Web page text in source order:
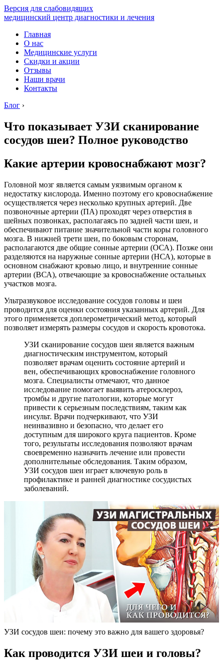
Версия для слабовидящих
медицинский центр диагностики и лечения
Главная
О нас
Медицинские услуги
Скидки и акции
Отзывы
Наши врачи
Контакты
Блог ›
Что показывает УЗИ сканирование
сосудов шеи? Полное руководство
Какие артерии кровоснабжают мозг?
Головной мозг является самым уязвимым органом к
недостатку кислорода. Именно поэтому его кровоснабжение
осуществляется через несколько крупных артерий. Две
позвоночные артерии (ПА) проходят через отверстия в
шейных позвонках, располагаясь по задней части шеи, и
обеспечивают питание значительной части коры головного
мозга. В нижней трети шеи, по боковым сторонам,
располагаются две общие сонные артерии (ОСА). Позже они
разделяются на наружные сонные артерии (НСА), которые в
основном снабжают кровью лицо, и внутренние сонные
артерии (ВСА), отвечающие за кровоснабжение остальных
участков мозга.
Ультразвуковое исследование сосудов головы и шеи
проводится для оценки состояния указанных артерий. Для
этого применяется доплерометрический метод, который
позволяет измерять размеры сосудов и скорость кровотока.
УЗИ сканирование сосудов шеи является важным
диагностическим инструментом, который
позволяет врачам оценить состояние артерий и
вен, обеспечивающих кровоснабжение головного
мозга. Специалисты отмечают, что данное
исследование помогает выявить атеросклероз,
тромбы и другие патологии, которые могут
привести к серьезным последствиям, таким как
инсульт. Врачи подчеркивают, что УЗИ
неинвазивно и безопасно, что делает его
доступным для широкого круга пациентов. Кроме
того, результаты исследования позволяют врачам
своевременно назначить лечение или провести
дополнительные обследования. Таким образом,
УЗИ сосудов шеи играет ключевую роль в
профилактике и ранней диагностике сосудистых
заболеваний.
УЗИ сосудов шеи: почему это важно для вашего здоровья?
Как проводится УЗИ шеи и головы?